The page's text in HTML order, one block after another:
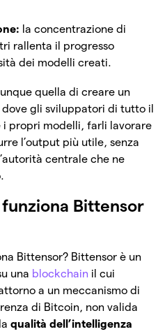
la concentrazione di
rallenta il progresso
dei modelli creati.
quella di creare un
dove gli sviluppatori di tutto il
i propri modelli, farli lavorare
l’output più utile, senza
centrale che ne
funziona Bittensor
Bittensor? Bittensor è un
una blockchain il cui
a un meccanismo di
di Bitcoin, non valida
qualità dell’intelligenza